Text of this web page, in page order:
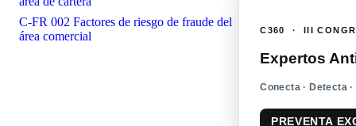
C-FR 002 Factores de riesgo de fraude del
área comercial
C360 · III
Expertos
Conecta · Detecta
PREVENTA